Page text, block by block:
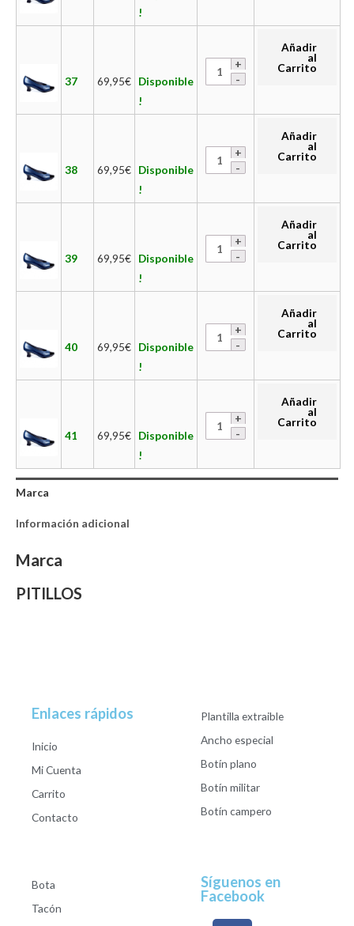
!
37 69,95€ Disponible
!
Añadir
al
Carrito
38 69,95€ Disponible
!
Añadir
al
Carrito
39 69,95€ Disponible
!
Añadir
al
Carrito
40 69,95€ Disponible
!
Añadir
al
Carrito
41 69,95€ Disponible
!
Añadir
al
Carrito
Marca
Información adicional
Marca
PITILLOS
Enlaces rápidos
Inicio
Mi Cuenta
Carrito
Contacto
Plantilla extraible
Ancho especial
Botín plano
Botín militar
Botín campero
Bota
Tacón
Síguenos en
Facebook